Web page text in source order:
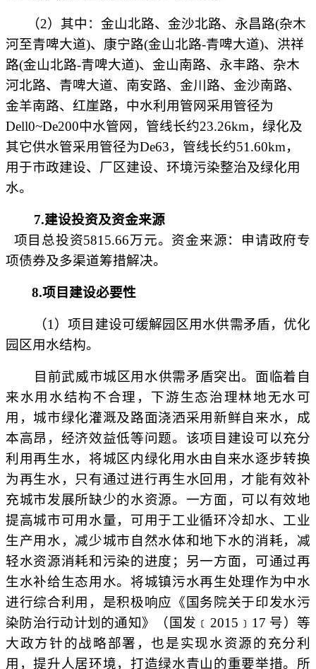
（2） 其中 ： 金山北路、金沙北路、永昌路(杂木
河至青啤大道)、康宁路(金山北路-青啤大道)、洪祥
路(金山北路-青啤大道)、金山南路、永丰路、杂木
河北路、青啤大道、南安路、金川路、金沙南路、
金羊南路、红崖路，中水利用管网采用管径为
Dell0~De200中水管网 ， 管线长约23.26km， 绿化及
其它供水管采用管径为De63， 管线长约51.60km，
用于市政建设、厂区建设、环境污染整治及绿化用
水。
7.建设投资及资金来源
项目总投资5815.66万元。资金来源： 申请政府专
项债券及多渠道筹措解决。
8.项目建设必要性
（1）项目建设可缓解园区用水供需矛盾，优化
园区用水结构。
目前武威市城区用水供需矛盾突出。面临着自
来水用水结构不合理，下游生态治理林地无水可
用，城市绿化灌溉及路面浇洒采用新鲜自来水，成
本高昂，经济效益低等问题。该项目建设可以充分
利用再生水，将城区内绿化用水由自来水逐步转换
为再生水，只有通过进行再生水回用，才能有效补
充城市发展所缺少的水资源。一方面，可以有效地
提高城市可用水量，可用于工业循环冷却水、工业
生产用水，减少城市自然水体和地下水的消耗，减
轻水资源消耗和污染的进度；另一方面，可通过再
生水补给生态用水。将城镇污水再生处理作为中水
进行综合利用，是积极响应《国务院关于印发水污
染防治行动计划的通知》（国发﹝ 2015﹞17 号）等
大政方针的战略部署，也是实现水资源的充分利
用，提升人居环境，打造绿水青山的重要举措。所